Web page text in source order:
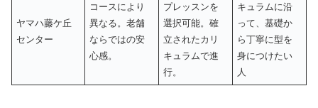
ヤマハ藤ケ丘
センター
コースにより
異なる。老舗
ならではの安
心感。
プレッスンを
選択可能。確
立されたカリ
キュラムで進
行。
キュラムに沿
って、基礎か
ら丁寧に型を
身につけたい
人